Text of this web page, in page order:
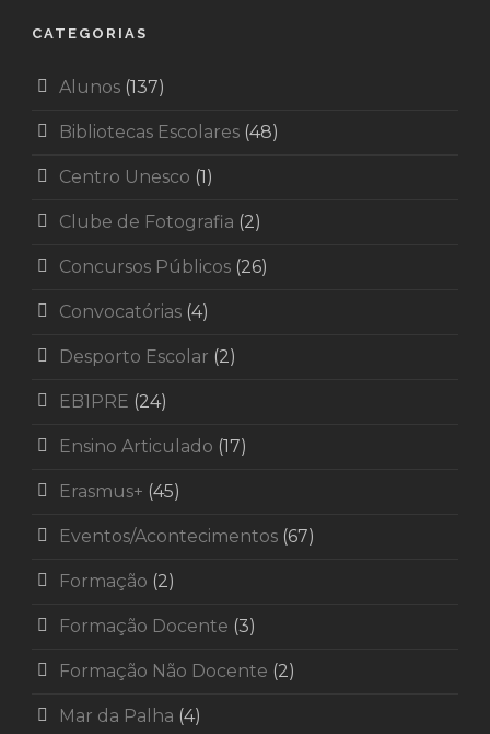
CATEGORIAS
Alunos (137)
Bibliotecas Escolares (48)
Centro Unesco (1)
Clube de Fotografia (2)
Concursos Públicos (26)
Convocatórias (4)
Desporto Escolar (2)
EB1PRE (24)
Ensino Articulado (17)
Erasmus+ (45)
Eventos/Acontecimentos (67)
Formação (2)
Formação Docente (3)
Formação Não Docente (2)
Mar da Palha (4)